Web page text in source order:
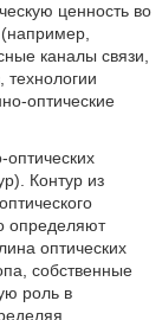
ценность во
каналы связи,
технологии
оптические
Контур из
определяют
оптических
собственные
роль в